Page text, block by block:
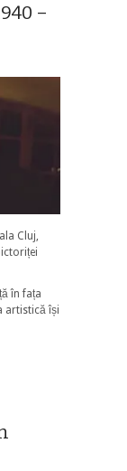
–
Cluj,
în fața
artistică își